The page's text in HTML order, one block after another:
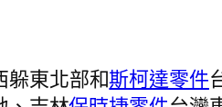
躲東北部和斯柯達零件